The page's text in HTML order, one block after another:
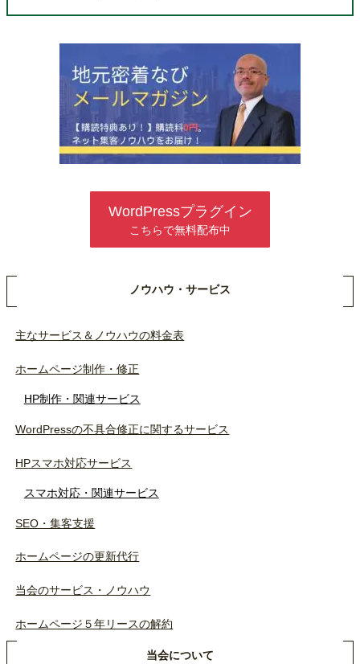
WordPressプラグイン
こちらで無料配布中
ノウハウ・サービス
主なサービス＆ノウハウの料金表
ホームページ制作・修正
HP制作・関連サービス
WordPressの不具合修正に関するサービス
HPスマホ対応サービス
スマホ対応・関連サービス
SEO・集客支援
ホームページの更新代行
当会のサービス・ノウハウ
ホームページ５年リースの解約
当会について